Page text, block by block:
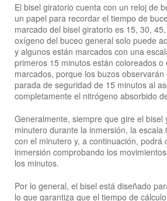
El bisel giratorio cuenta con un reloj de
un papel para recordar el tiempo de
marcado del bisel giratorio es 15, 30,
oxígeno del buceo general solo puede
y algunos están marcados con una
primeros 15 minutos están coloreados o
marcados, porque los buzos
parada de seguridad de 15 minutos al
completamente el nitrógeno absorbido
Generalmente, siempre que gire el bisel
minutero durante la inmersión, la escala
con el minutero y, a continuación, podrá
inmersión comprobando los
los minutos.
Por lo general, el bisel está diseñado
lo que garantiza que el tiempo de